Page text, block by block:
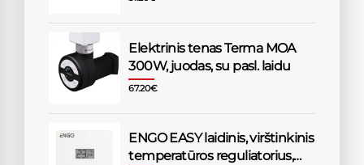
Elektrinis tenas Terma MOA
300W, juodas, su pasl. laidu
67.20€
ENGO EASY laidinis, virštinkinis
temperatūros reguliatorius,